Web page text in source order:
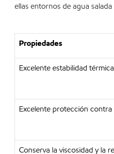
ellas entornos de agua
Propiedades
Excelente estabilidad
Excelente protección
Conserva la viscosidad y la